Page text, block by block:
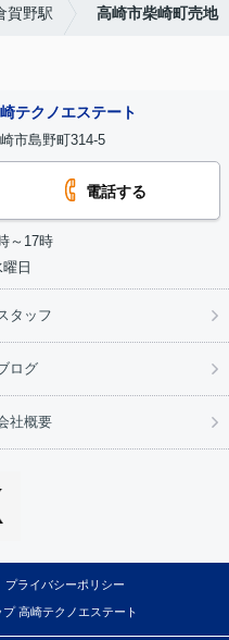
賀野駅 高崎市柴崎町売地
テクノエステート
市島野町314-5
電話する
～17時
曜日
タッフ
ログ
社概要
プライバシーポリシー
高崎テクノエステート